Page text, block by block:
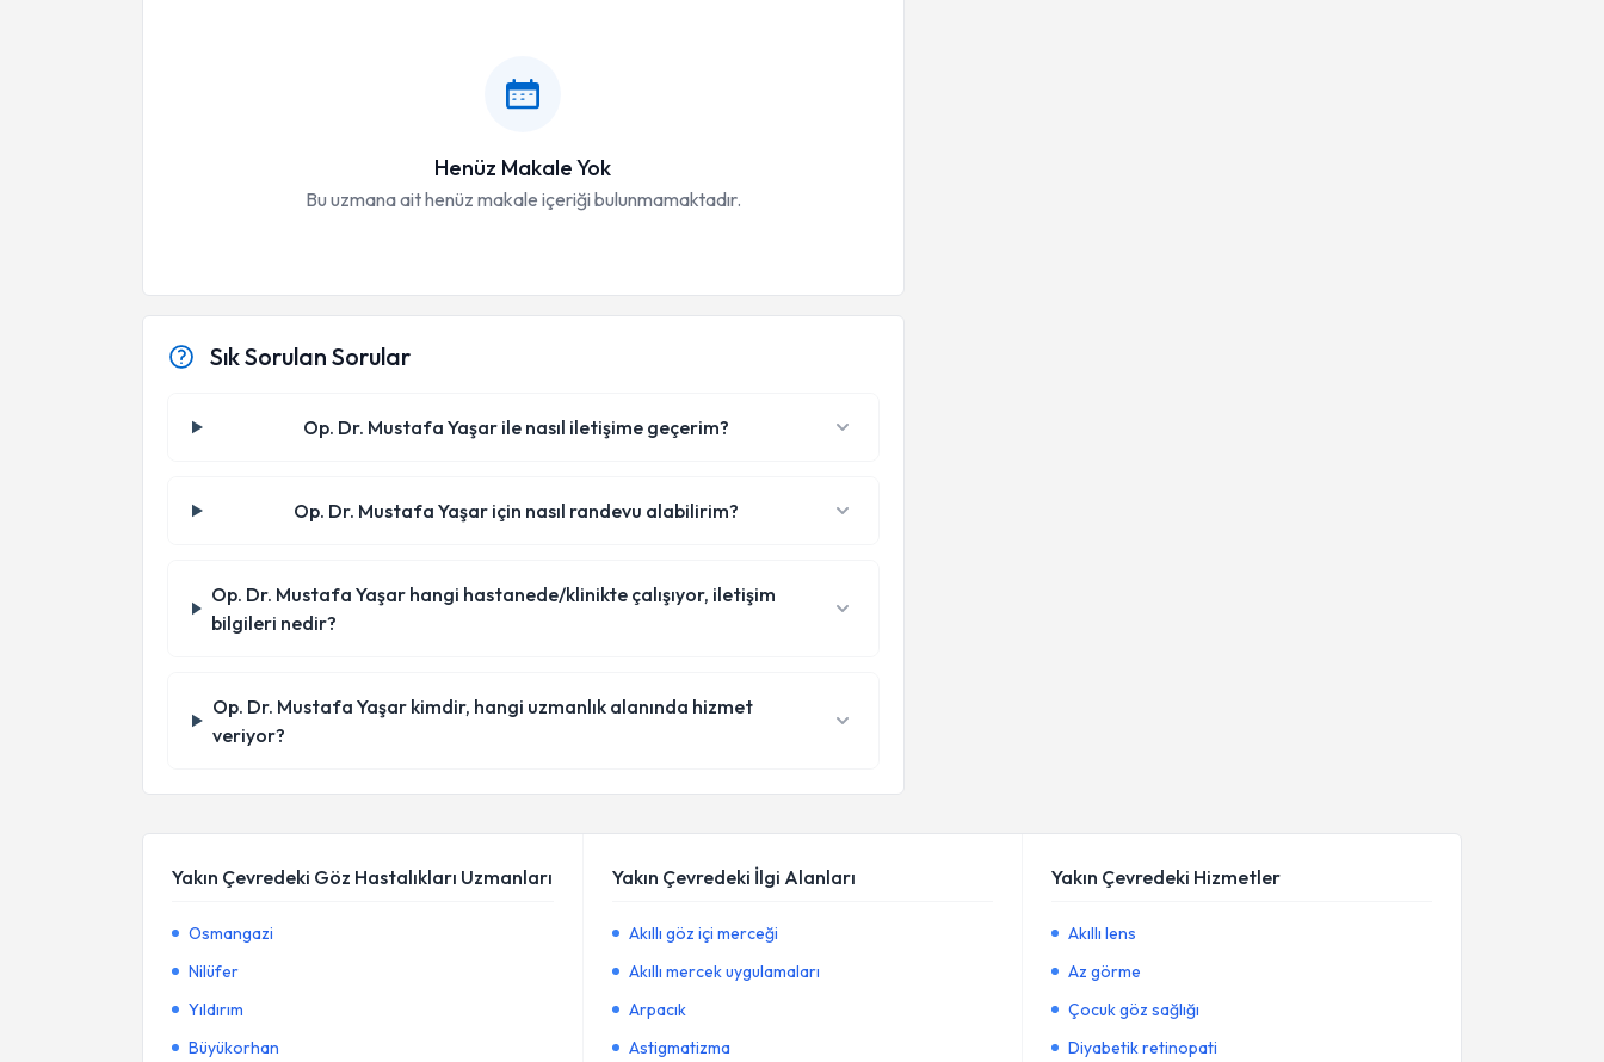
Henüz Makale Yok
Bu uzmana ait henüz makale içeriği bulunmamaktadır.
Sık Sorulan Sorular
Op. Dr. Mustafa Yaşar ile nasıl iletişime geçerim?
Op. Dr. Mustafa Yaşar için nasıl randevu alabilirim?
Op. Dr. Mustafa Yaşar hangi hastanede/klinikte çalışıyor, iletişim
bilgileri nedir?
Op. Dr. Mustafa Yaşar kimdir, hangi uzmanlık alanında hizmet
veriyor?
Yakın Çevredeki Göz Hastalıkları Uzmanları
Osmangazi
Nilüfer
Yıldırım
Büyükorhan
Yakın Çevredeki İlgi Alanları
Akıllı göz içi merceği
Akıllı mercek uygulamaları
Arpacık
Astigmatizma
Yakın Çevredeki Hizmetler
Akıllı lens
Az görme
Çocuk göz sağlığı
Diyabetik retinopati